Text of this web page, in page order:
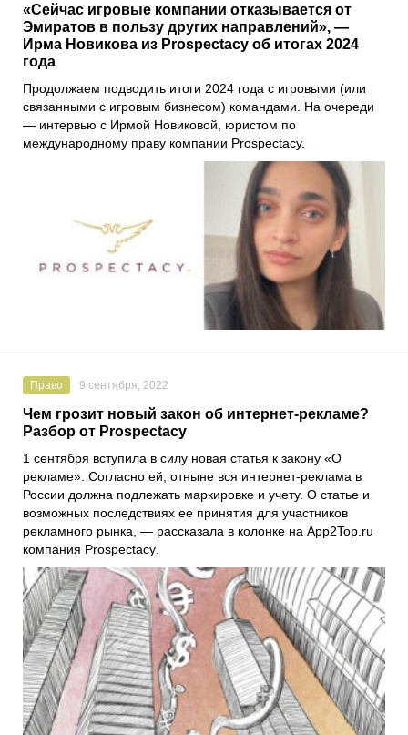
«Сейчас игровые компании отказывается от
Эмиратов в пользу других направлений», —
Ирма Новикова из Prospectacy об итогах 2024
года
Продолжаем подводить итоги 2024 года с игровыми (или
связанными с игровым бизнесом) командами. На очереди
— интервью с Ирмой Новиковой, юристом по
международному праву компании Prospectacy.
Право 9 сентября, 2022
Чем грозит новый закон об интернет-рекламе?
Разбор от Prospectacy
1 сентября вступила в силу новая статья к закону «О
рекламе». Согласно ей, отныне вся интернет-реклама в
России должна подлежать маркировке и учету. О статье и
возможных последствиях ее принятия для участников
рекламного рынка, — рассказала в колонке на App2Top.ru
компания Prospectacy.